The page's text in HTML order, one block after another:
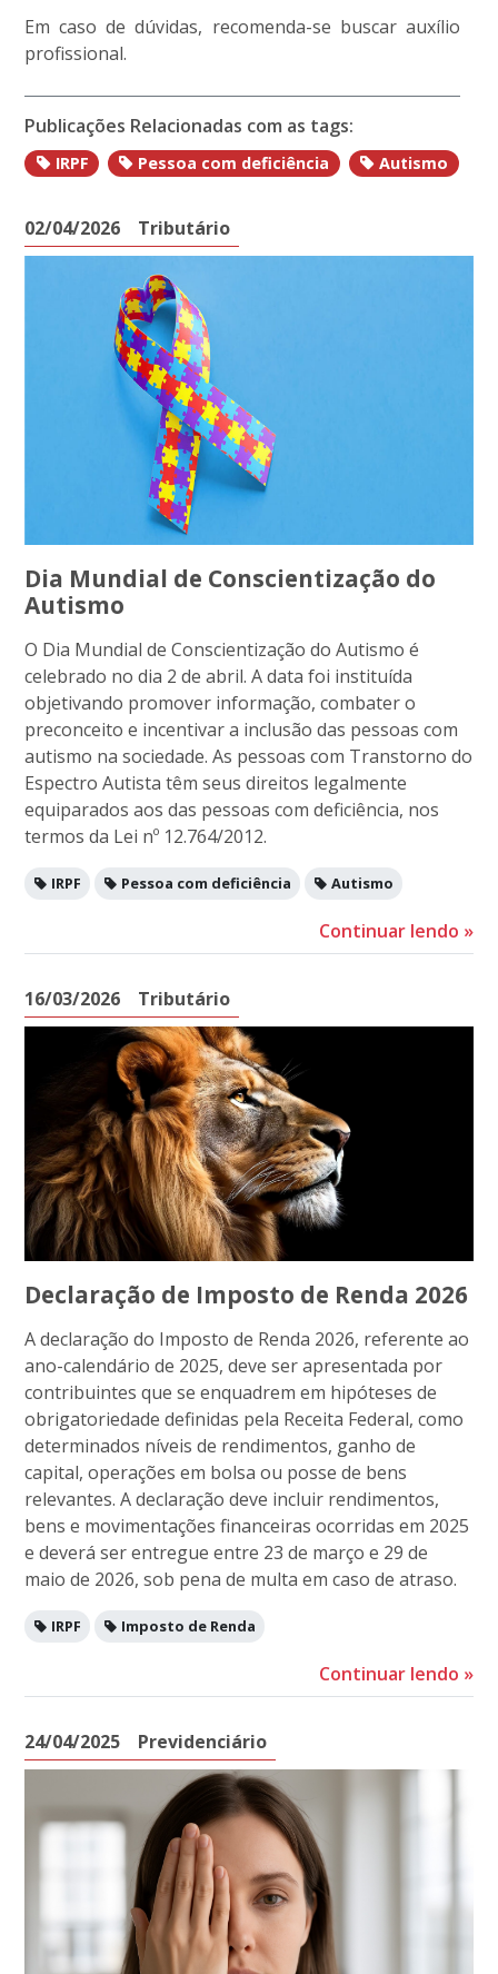
Em caso de dúvidas, recomenda-se buscar auxílio
profissional.
Publicações Relacionadas com as tags:
IRPF Pessoa com deficiência Autismo
02/04/2026 Tributário
Dia Mundial de Conscientização do
Autismo
O Dia Mundial de Conscientização do Autismo é
celebrado no dia 2 de abril. A data foi instituída
objetivando promover informação, combater o
preconceito e incentivar a inclusão das pessoas com
autismo na sociedade. As pessoas com Transtorno do
Espectro Autista têm seus direitos legalmente
equiparados aos das pessoas com deficiência, nos
termos da Lei nº 12.764/2012.
IRPF Pessoa com deficiência Autismo
Continuar lendo »
16/03/2026 Tributário
Declaração de Imposto de Renda 2026
A declaração do Imposto de Renda 2026, referente ao
ano-calendário de 2025, deve ser apresentada por
contribuintes que se enquadrem em hipóteses de
obrigatoriedade definidas pela Receita Federal, como
determinados níveis de rendimentos, ganho de
capital, operações em bolsa ou posse de bens
relevantes. A declaração deve incluir rendimentos,
bens e movimentações financeiras ocorridas em 2025
e deverá ser entregue entre 23 de março e 29 de
maio de 2026, sob pena de multa em caso de atraso.
IRPF Imposto de Renda
Continuar lendo »
24/04/2025 Previdenciário